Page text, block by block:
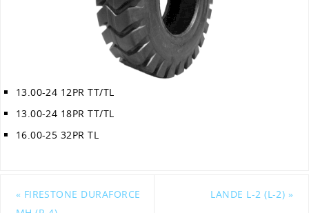
13.00-24 12PR TT/TL
13.00-24 18PR TT/TL
16.00-25 32PR TL
« FIRESTONE DURAFORCE
LANDE L-2 (L-2) »